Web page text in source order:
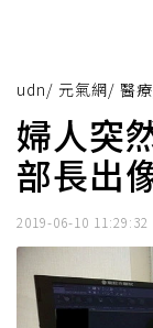
udn/ 元氣網/ 醫療
婦人突
部長出
2019-06-10 11:29:32